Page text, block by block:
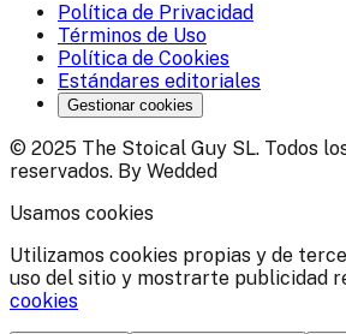
Política de Privacidad
Términos de Uso
Política de Cookies
Estándares editoriales
Gestionar cookies
© 2025 The Stoical Guy SL. Todos
reservados. By Wedded
Usamos cookies
Utilizamos cookies propias y de
uso del sitio y mostrarte publicidad
cookies